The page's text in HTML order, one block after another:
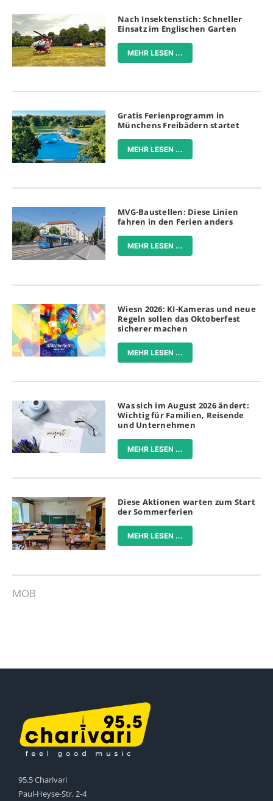
Nach Insektenstich: Schneller
Einsatz im Englischen Garten
MEHR LESEN ...
Gratis Ferienprogramm in
Münchens Freibädern startet
MEHR LESEN ...
MVG-Baustellen: Diese Linien
fahren in den Ferien anders
MEHR LESEN ...
Wiesn 2026: KI-Kameras und neue
Regeln sollen das Oktoberfest
sicherer machen
MEHR LESEN ...
Was sich im August 2026 ändert:
Wichtig für Familien, Reisende
und Unternehmen
MEHR LESEN ...
Diese Aktionen warten zum Start
der Sommerferien
MEHR LESEN ...
MOB
95.5 Charivari
Paul-Heyse-Str. 2-4